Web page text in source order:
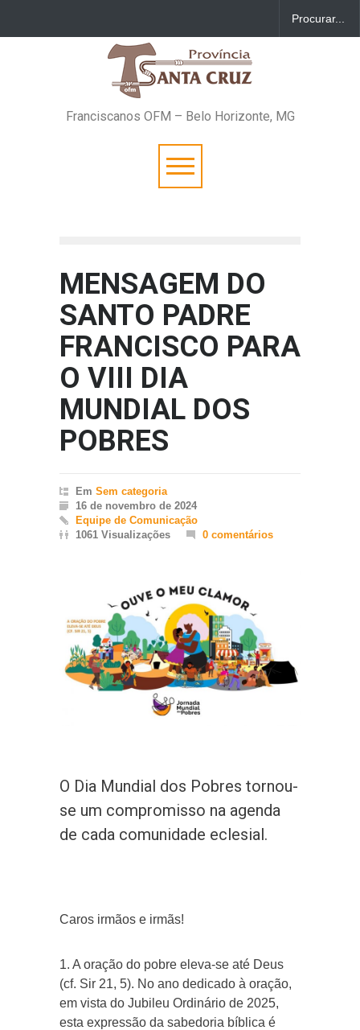
Franciscanos OFM – Belo Horizonte, MG
MENSAGEM DO
SANTO PADRE
FRANCISCO PARA
O VIII DIA
MUNDIAL DOS
POBRES
Em Sem categoria
16 de novembro de 2024
Equipe de Comunicação
1061 Visualizações
0 comentários
O Dia Mundial dos Pobres tornou-
se um compromisso na agenda
de cada comunidade eclesial.
Caros irmãos e irmãs!
1. A oração do pobre eleva-se até Deus
(cf. Sir 21, 5). No ano dedicado à oração,
em vista do Jubileu Ordinário de 2025,
esta expressão da sabedoria bíblica é